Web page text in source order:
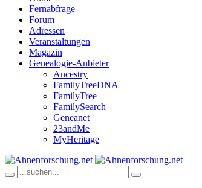
Fernabfrage
Forum
Adressen
Veranstaltungen
Magazin
Genealogie-Anbieter
Ancestry
FamilyTreeDNA
FamilyTree
FamilySearch
Geneanet
23andMe
MyHeritage